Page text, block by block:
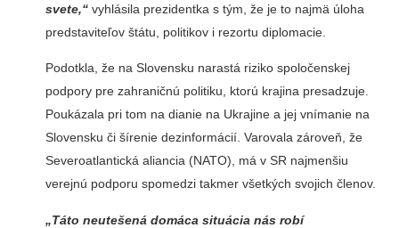
svete,“vyhlásila prezidentka s tým, že je to najmä úloha
predstaviteľov štátu, politikov i rezortu diplomacie.
Podotkla, že na Slovensku narastá riziko spoločenskej
podpory pre zahraničnú politiku, ktorú krajina presadzuje.
Poukázala pri tom na dianie na Ukrajine a jej vnímanie na
Slovensku či šírenie dezinformácií. Varovala zároveň, že
Severoatlantická aliancia (NATO), má v SR najmenšiu
verejnú podporu spomedzi takmer všetkých svojich členov.
„Táto neutešená domáca situácia nás robí